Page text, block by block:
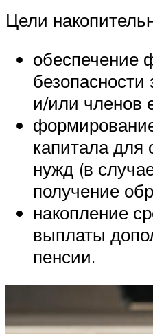
Цели
обеспечение
безопасности
и/или членов
капитала для
нужд (в
получение
накопление
выплаты
пенсии.